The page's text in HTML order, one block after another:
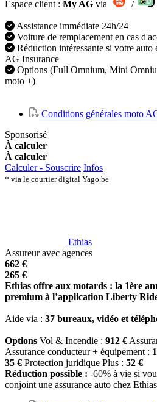
Espace client : My AG via /
Assistance immédiate 24h/24
Voiture de remplacement en cas
Réduction intéressante si votre auto
AG Insurance
Options (Full Omnium, Mini
moto +)
Conditions générales moto
Sponsorisé
À calculer
À calculer
Calculer - Souscrire Infos
* via le courtier digital Yago.be
Ethias
Assureur avec agences
662 €
265 €
Ethias offre aux motards : la 1ère
premium à l’application Liberty
Aide via : 37 bureaux, vidéo et
Options Vol & Incendie : 912 €
Assurance conducteur + équipement :
35 € Protection juridique Plus : 52 €
Réduction possible : -60% à vie si
conjoint une assurance auto chez